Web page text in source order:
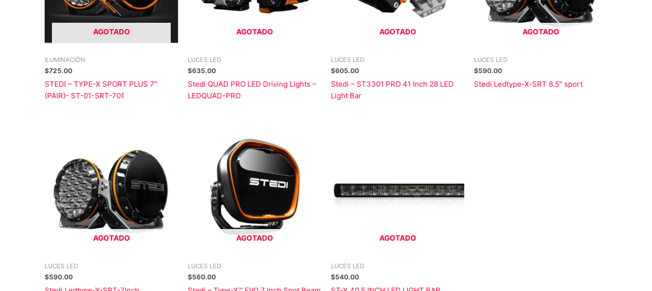
AGOTADO
ILUMINACIÓN
$725.00
STEDI – TYPE-X SPORT PLUS 7″
(PAIR)- ST-01-SRT-701
AGOTADO
LUCES LED
$635.00
Stedi QUAD PRO LED Driving Lights –
LEDQUAD-PRO
AGOTADO
LUCES LED
$605.00
Stedi – ST3301 PRO 41 Inch 28 LED
Light Bar
AGOTADO
LUCES LED
$590.00
Stedi Ledtype-X-SRT 8.5″ sport
AGOTADO
LUCES LED
$590.00
AGOTADO
LUCES LED
$560.00
AGOTADO
LUCES LED
$540.00